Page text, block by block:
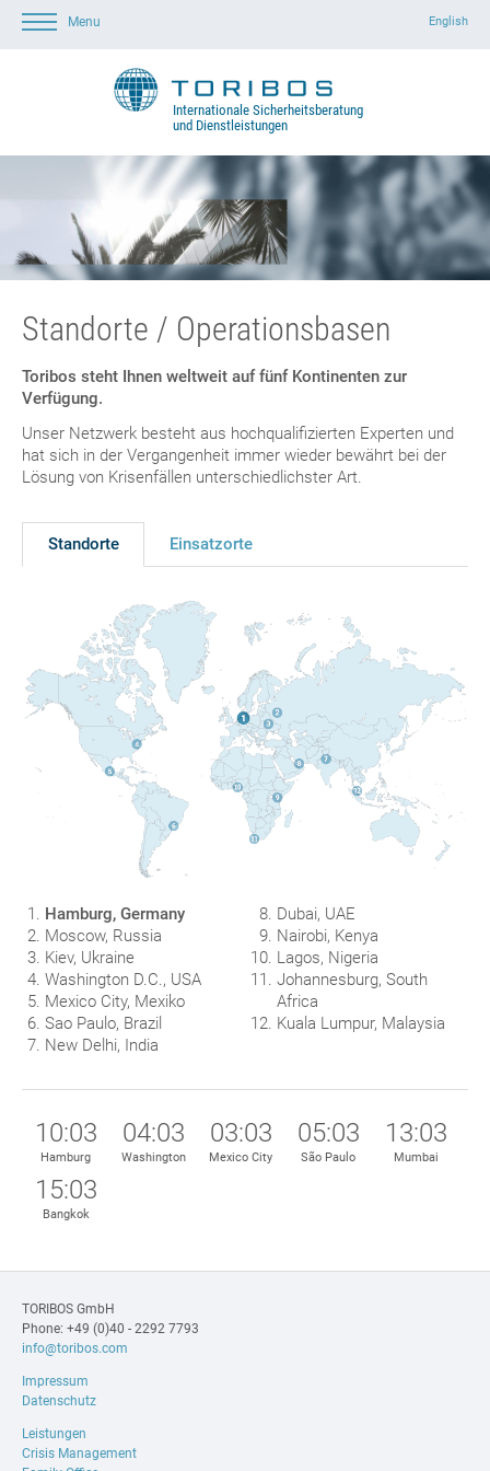
English
Internationale Sicherheitsberatung
und Dienstleistungen
Menu
Standorte / Operationsbasen
Toribos steht Ihnen weltweit auf fünf Kontinenten zur
Verfügung.
Unser Netzwerk besteht aus hochqualifizierten Experten und
hat sich in der Vergangenheit immer wieder bewährt bei der
Lösung von Krisenfällen unterschiedlichster Art.
Standorte Einsatzorte
Hamburg, Germany
Moscow, Russia
Kiev, Ukraine
Washington D.C., USA
Mexico City, Mexiko
Sao Paulo, Brazil
New Delhi, India
Dubai, UAE
Nairobi, Kenya
Lagos, Nigeria
Johannesburg, South
Africa
Kuala Lumpur, Malaysia
10:03
Hamburg
04:03
Washington
03:03
Mexico City
05:03
São Paulo
13:03
Mumbai
15:03
Bangkok
TORIBOS GmbH
Phone: +49 (0)40 - 2292 7793
info@toribos.com
Impressum
Datenschutz
Leistungen
Crisis Management